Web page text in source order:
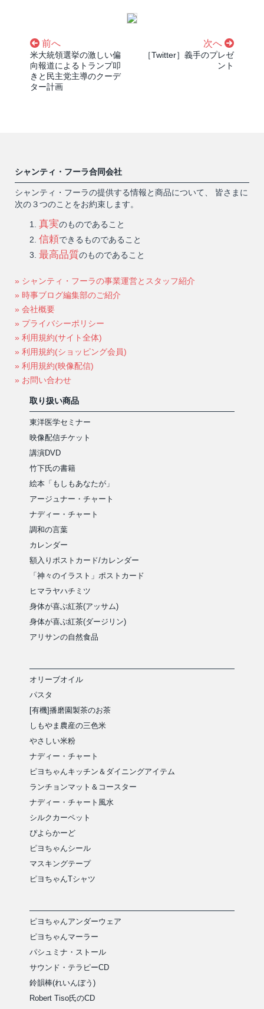
前へ
米大統領選挙の激しい偏
向報道によるトランプ叩
きと民主党主導のクーデ
ター計画
次へ
［Twitter］義手のプレゼ
ント
シャンティ・フーラ合同会社
シャンティ・フーラの提供する情報と商品について、 皆さまに
次の３つのことをお約束します。
真実のものであること
信頼できるものであること
最高品質のものであること
» シャンティ・フーラの事業運営とスタッフ紹介
» 時事ブログ編集部のご紹介
» 会社概要
» プライバシーポリシー
» 利用規約(サイト全体)
» 利用規約(ショッピング会員)
» 利用規約(映像配信)
» お問い合わせ
取り扱い商品
東洋医学セミナー
映像配信チケット
講演DVD
竹下氏の書籍
絵本「もしもあなたが」
アージュナー・チャート
ナディー・チャート
調和の言葉
カレンダー
額入りポストカード/カレンダー
「神々のイラスト」ポストカード
ヒマラヤハチミツ
身体が喜ぶ紅茶(アッサム)
身体が喜ぶ紅茶(ダージリン)
アリサンの自然食品
オリーブオイル
パスタ
[有機]播磨園製茶のお茶
しもやま農産の三色米
やさしい米粉
ナディー・チャート
ピヨちゃんキッチン＆ダイニングアイテム
ランチョンマット＆コースター
ナディー・チャート風水
シルクカーペット
ぴよらかーど
ピヨちゃんシール
マスキングテープ
ピヨちゃんTシャツ
ピヨちゃんアンダーウェア
ピヨちゃんマーラー
パシュミナ・ストール
サウンド・テラピーCD
鈴韻棒(れいんぼう)
Robert Tiso氏のCD